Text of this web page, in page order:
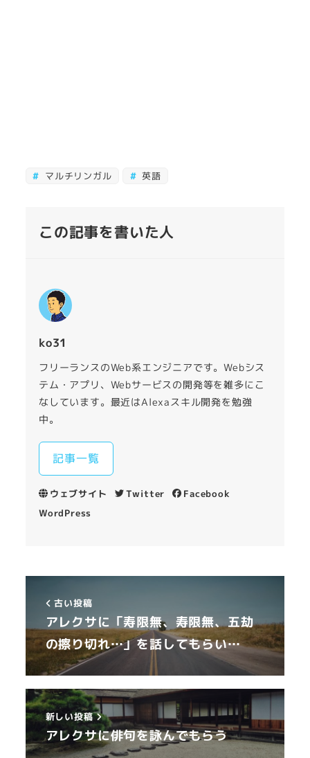
マルチリンガル 英語
この記事を書いた人
ko31
フリーランスのWeb系エンジニアです。Webシス
テム・アプリ、Webサービスの開発等を雑多にこ
なしています。最近はAlexaスキル開発を勉強
中。
記事一覧
ウェブサイト Twitter
Facebook
WordPress
古い投稿
アレクサに「寿限無、寿限無、五劫
の擦り切れ…」を話してもらい…
新しい投稿
アレクサに俳句を詠んでもらう